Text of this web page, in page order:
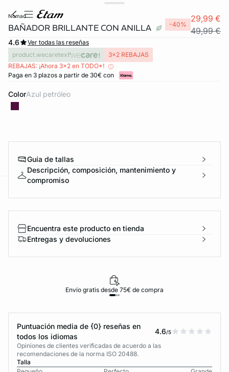
nomad
BAÑADOR BRILLANTE CON ANILLA -40%
29,99 €
49,99 €
4.6
Ver todas las reseñas
product.wecaretext
3x2 REBAJAS
REBAJAS: ¡Ahora 3x2 en TODO*!
Paga en 3 plazos a partir de 30€ con
Color azul petróleo
Guía de tallas
Descripción, composición, mantenimiento y
compromiso
Encuentra este producto en tienda
Entregas y devoluciones
Envío gratis desde 75€ de compra
Puntuación media de {0} reseñas en
todos los idiomas
4.6/5
Opiniones de clientes verificadas de acuerdo a las
recomendaciones de la norma ISO 20488.
Talla